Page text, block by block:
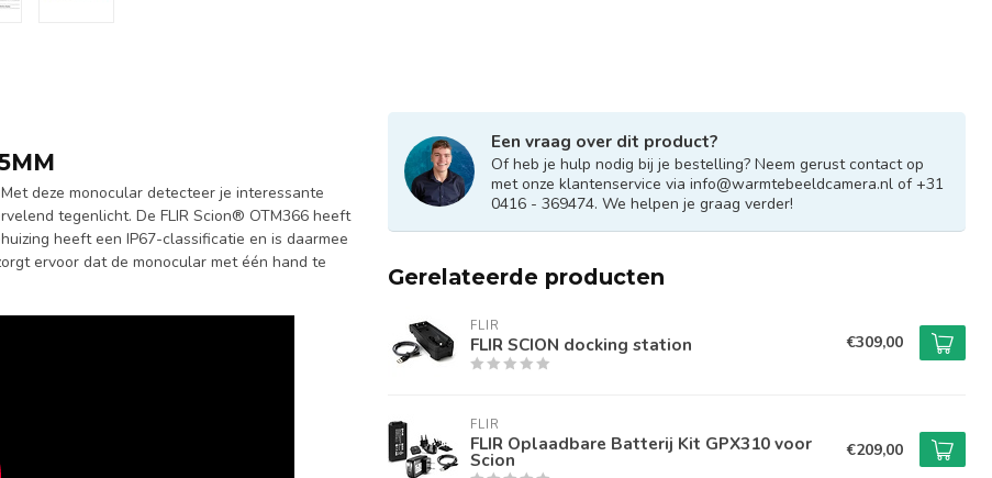
deze monocular detecteer je interessante
tegenlicht. De FLIR Scion® OTM366 heeft
heeft een IP67-classificatie en is daarmee
ervoor dat de monocular met één hand te
Een vraag over dit product?
Of heb je hulp nodig bij je bestelling? Neem gerust contact op
met onze klantenservice via info@warmtebeeldcamera.nl of +31
0416 - 369474. We helpen je graag verder!
Gerelateerde producten
FLIR
FLIR SCION docking station €309,00
FLIR
FLIR Oplaadbare Batterij Kit GPX310 voor
Scion €209,00